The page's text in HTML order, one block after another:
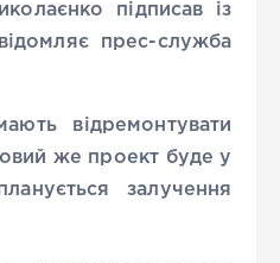
підписав із
прес-служба
відремонтувати
же проект буде у
залучення